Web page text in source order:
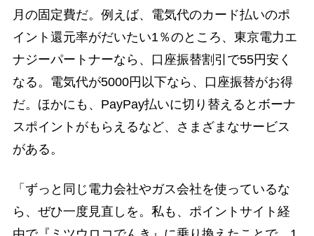
月の固定費だ。例えば、電気代のカード払いのポ
イント還元率がだいたい1％のところ、東京電力エ
ナジーパートナーなら、口座振替割引で55円安く
なる。電気代が5000円以下なら、口座振替がお得
だ。ほかにも、PayPay払いに切り替えるとボーナ
スポイントがもらえるなど、さまざまなサービス
がある。
「ずっと同じ電力会社やガス会社を使っているな
ら、ぜひ一度見直しを。私も、ポイントサイト経